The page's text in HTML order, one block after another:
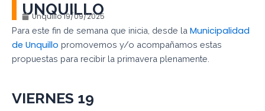
UNQUILLO
Unquillo19/09/2025
Para este fin de semana que inicia, desde la Municipalidad
de Unquillo promovemos y/o acompañamos estas
propuestas para recibir la primavera plenamente.
VIERNES 19